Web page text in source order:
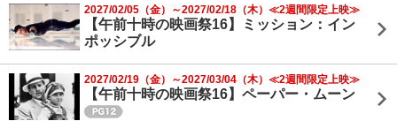
2027/02/05（金）～2027/02/18（木）≪2週間限定上映≫
【午前十時の映画祭16】ミッション：イン
ポッシブル
2027/02/19（金）～2027/03/04（木）≪2週間限定上映≫
【午前十時の映画祭16】ペーパー・ムーン